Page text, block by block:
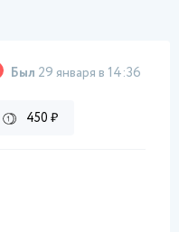
Был 29 января в 14:36
450 ₽